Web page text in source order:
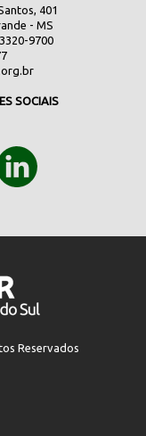
401
- MS
9700
SOCIAIS
Reservados